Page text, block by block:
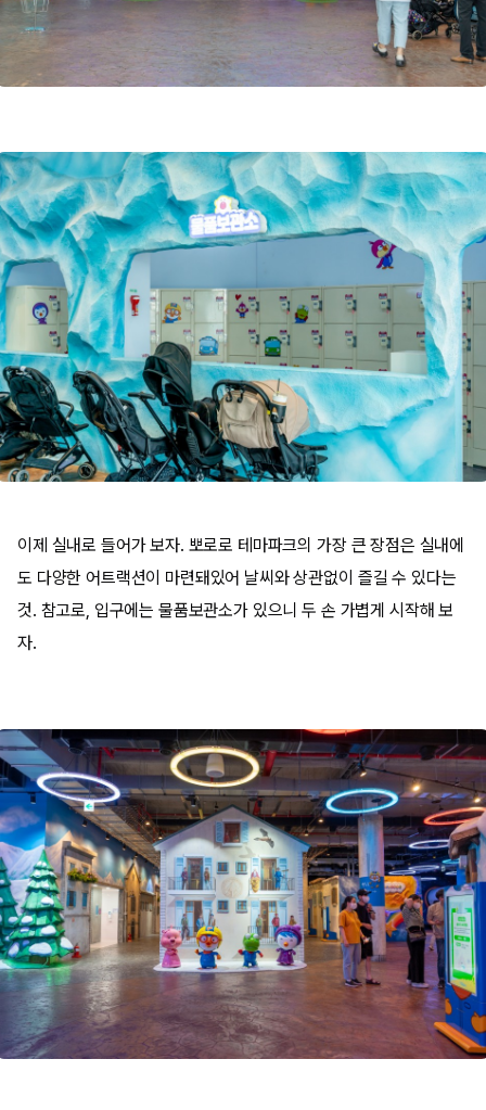
이제 실내로 들어가 보자. 뽀로로 테마파크의 가장 큰 장점은 실내에
도 다양한 어트랙션이 마련돼있어 날씨와 상관없이 즐길 수 있다는
것. 참고로, 입구에는 물품보관소가 있으니 두 손 가볍게 시작해 보
자.